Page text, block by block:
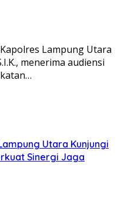
Lampung Utara
menerima audiensi
Utara Kunjungi
Sinergi Jaga